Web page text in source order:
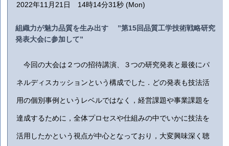
2022年11月21日 14時14分31秒 (Mon)
組織力が魅力品質を生み出す ”第15回品質工学技術戦略研究
発表大会に参加して”
今回の大会は２つの招待講演、３つの研究発表と最後にパ
ネルディスカッションという構成でした．どの発表も技法活
用の個別事例というレベルではなく，経営課題や事業課題を
達成するために，全体プロセスや仕組みの中でいかに技法を
活用したかという視点が中心となっており，大変興味深く聴